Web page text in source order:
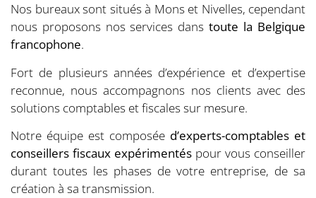
Nos bureaux sont situés à Mons et Nivelles, cependant
nous proposons nos services dans toute la Belgique
francophone.
Fort de plusieurs années d’expérience et d’expertise
reconnue, nous accompagnons nos clients avec des
solutions comptables et fiscales sur mesure.
Notre équipe est composée d’experts-comptables et
conseillers fiscaux expérimentés pour vous conseiller
durant toutes les phases de votre entreprise, de sa
création à sa transmission.